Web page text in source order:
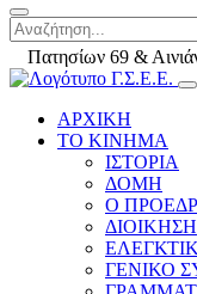
Πατησίων 69 &
ΑΡΧΙΚΗ
ΤΟ ΚΙΝΗΜΑ
ΙΣΤΟΡΙΑ
ΔΟΜΗ
Ο
ΔΙΟΙΚΗΣΗ
ΓΕΝΙΚΟ